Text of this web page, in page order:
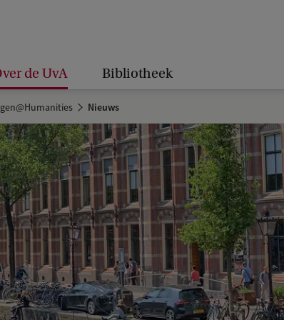
de UvA Bibliotheek
Nieuws